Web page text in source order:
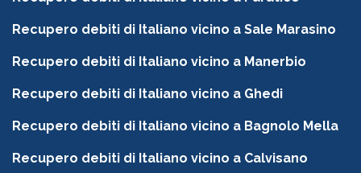
Recupero debiti di Italiano vicino a Sale Marasino
Recupero debiti di Italiano vicino a Manerbio
Recupero debiti di Italiano vicino a Ghedi
Recupero debiti di Italiano vicino a Bagnolo Mella
Recupero debiti di Italiano vicino a Calvisano